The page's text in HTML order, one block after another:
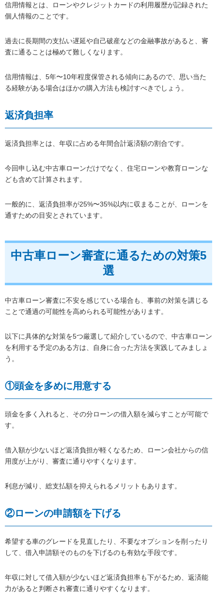
信用情報とは、ローンやクレジットカードの利用履歴が記録された
個人情報のことです。
過去に長期間の支払い遅延や自己破産などの金融事故があると、審
査に通ることは極めて難しくなります。
信用情報は、5年〜10年程度保管される傾向にあるので、思い当た
る経験がある場合はほかの購入方法も検討すべきでしょう。
返済負担率
返済負担率とは、年収に占める年間合計返済額の割合です。
今回申し込む中古車ローンだけでなく、住宅ローンや教育ローンな
ども含めて計算されます。
一般的に、返済負担率が25%〜35%以内に収まることが、ローンを
通すための目安とされています。
中古車ローン審査に通るための対策5
選
中古車ローン審査に不安を感じている場合も、事前の対策を講じる
ことで通過の可能性を高められる可能性があります。
以下に具体的な対策を5つ厳選して紹介しているので、中古車ローン
を利用する予定のある方は、自身に合った方法を実践してみましょ
う。
①頭金を多めに用意する
頭金を多く入れると、その分ローンの借入額を減らすことが可能で
す。
借入額が少ないほど返済負担が軽くなるため、ローン会社からの信
用度が上がり、審査に通りやすくなります。
利息が減り、総支払額を抑えられるメリットもあります。
②ローンの申請額を下げる
希望する車のグレードを見直したり、不要なオプションを削ったり
して、借入申請額そのものを下げるのも有効な手段です。
年収に対して借入額が少ないほど返済負担率も下がるため、返済能
力があると判断され審査に通りやすくなります。